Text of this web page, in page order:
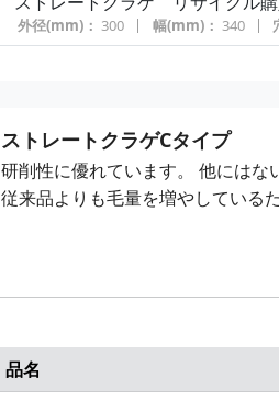
外径(mm)： 300 幅(mm)： 340
ストレートクラゲCタイプ
研削性に優れています。
他にはな
従来品よりも毛量を増やしている
品名